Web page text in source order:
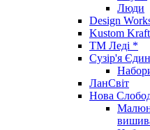
Люди
Design
Kustom
ТМ Леді *
Сузір'я
ЛанСвіт
Нова